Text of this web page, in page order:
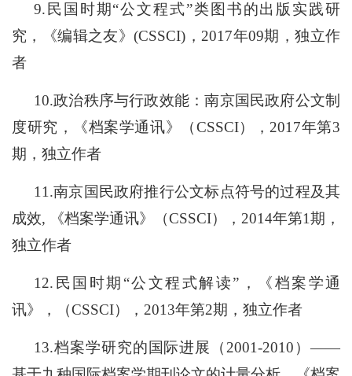
9. 民国时期“公文程式”类图书的出版实践研
究，《编辑之友》(CSSCI)，2017年09期，独立作
者
10.政治秩序与行政效能：南京国民政府公文制
度研究，《档案学通讯》（CSSCI），2017年第3
期，独立作者
1 1 .南京国民政府推行公文标点符号的过程及其
成效, 《档案学通讯》（CSSCI），2014年第1期，
独立作者
12.民国时期“公文程式解读”，《档案学通
讯》，（CSSCI），2013年第2期，独立作者
1 3.档案学研究的国际进展（2001-2010）——